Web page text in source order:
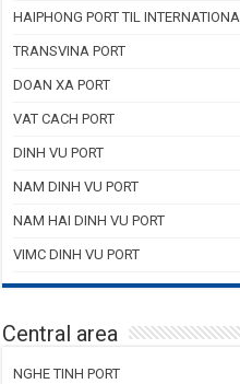
HAIPHONG PORT TIL
TRANSVINA PORT
DOAN XA PORT
VAT CACH PORT
DINH VU PORT
NAM DINH VU PORT
NAM HAI DINH VU PORT
VIMC DINH VU PORT
Central area
NGHE TINH PORT